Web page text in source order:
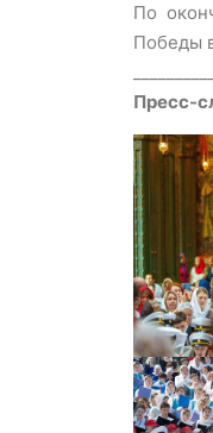
По
Победы
Пресс-